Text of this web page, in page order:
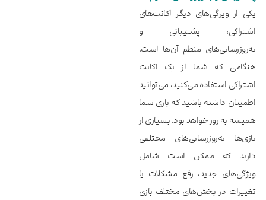
یکی از ویژگی‌های دیگر اکانت‌های
اشتراکی، پشتیبانی و
به‌روزرسانی‌های منظم آن‌ها است.
هنگامی که شما از یک اکانت
اشتراکی استفاده می‌کنید، می‌توانید
اطمینان داشته باشید که بازی شما
همیشه به روز خواهد بود. بسیاری از
بازی‌ها به‌روزرسانی‌های مختلفی
دارند که ممکن است شامل
ویژگی‌های جدید، رفع مشکلات یا
تغییرات در بخش‌های مختلف بازی